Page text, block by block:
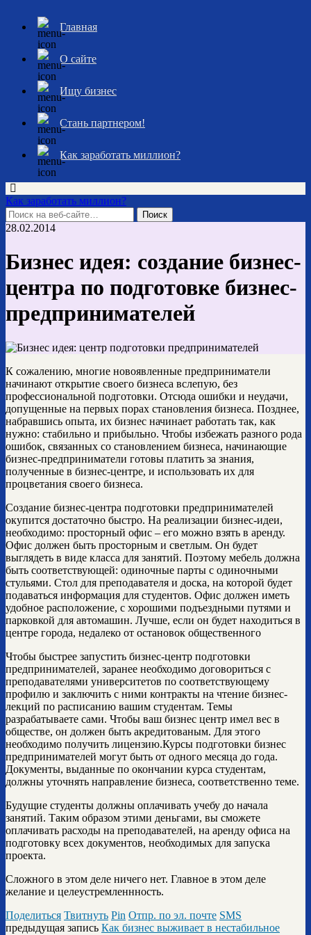
Главная
О сайте
Ищу бизнес
Стань партнером!
Как заработать миллион?
Как заработать миллион?
28.02.2014
Бизнес идея: создание бизнес-
центра по подготовке бизнес-
предпринимателей
К сожалению, многие новоявленные предприниматели
начинают открытие своего бизнеса вслепую, без
профессиональной подготовки. Отсюда ошибки и неудачи,
допущенные на первых порах становления бизнеса. Позднее,
набравшись опыта, их бизнес начинает работать так, как
нужно: стабильно и прибыльно. Чтобы избежать разного рода
ошибок, связанных со становлением бизнеса, начинающие
бизнес-предприниматели готовы платить за знания,
полученные в бизнес-центре, и использовать их для
процветания своего бизнеса.
Создание бизнес-центра подготовки предпринимателей
окупится достаточно быстро. На реализации бизнес-идеи,
необходимо: просторный офис – его можно взять в аренду.
Офис должен быть просторным и светлым. Он будет
выглядеть в виде класса для занятий. Поэтому мебель должна
быть соответствующей: одиночные парты с одиночными
стульями. Стол для преподавателя и доска, на которой будет
подаваться информация для студентов. Офис должен иметь
удобное расположение, с хорошими подъездными путями и
парковкой для автомашин. Лучше, если он будет находиться в
центре города, недалеко от остановок общественного
Чтобы быстрее запустить бизнес-центр подготовки
предпринимателей, заранее необходимо договориться с
преподавателями университетов по соответствующему
профилю и заключить с ними контракты на чтение бизнес-
лекций по расписанию вашим студентам. Темы
разрабатываете сами. Чтобы ваш бизнес центр имел вес в
обществе, он должен быть акредитованым. Для этого
необходимо получить лицензию.Курсы подготовки бизнес
предпринимателей могут быть от одного месяца до года.
Документы, выданные по окончании курса студентам,
должны уточнять направление бизнеса, соответственно теме.
Будущие студенты должны оплачивать учебу до начала
занятий. Таким образом этими деньгами, вы сможете
оплачивать расходы на преподавателей, на аренду офиса на
подготовку всех документов, необходимых для запуска
проекта.
Сложного в этом деле ничего нет. Главное в этом деле
желание и целеустремленнность.
Поделиться Твитнуть Pin Отпр. по эл. почте SMS
предыдущая запись Как бизнес выживает в нестабильное